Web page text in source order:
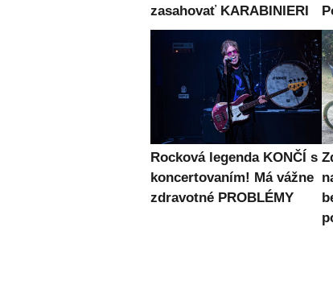
zasahovať KARABINIERI
Rocková legenda KONČÍ s
koncertovaním! Má vážne
zdravotné PROBLÉMY